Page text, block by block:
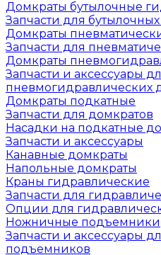
Домкраты бутылочные
Запчасти для
Домкраты
Запчасти для
Домкраты
Запчасти и аксессуары
пневмогидравлических
Домкраты подкатные
Запчасти для домкратов
Насадки на подкатные
Запчасти и аксессуары
Канавные домкраты
Напольные домкраты
Краны гидравлические
Запчасти для
Опции для
Ножничные подъемники
Запчасти и аксессуары
подъемников